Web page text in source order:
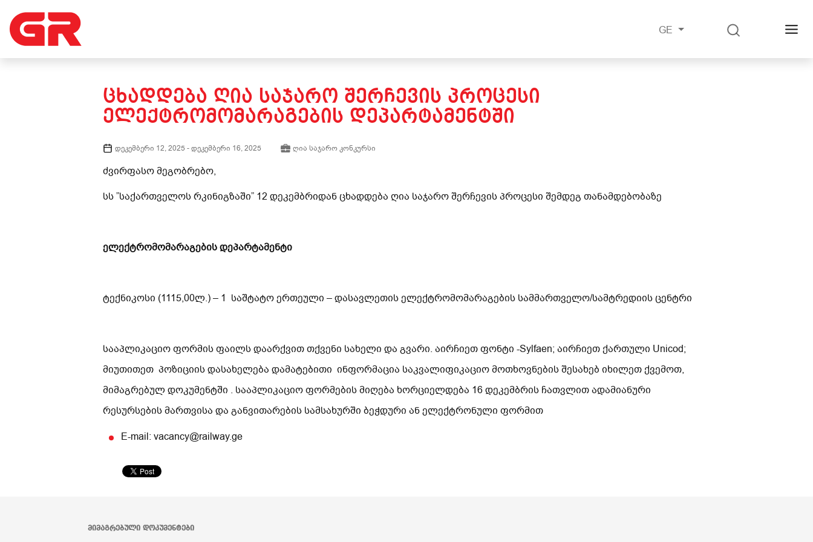
GE
ᲪᲮᲐᲓᲓᲔᲑᲐ ᲦᲘᲐ ᲡᲐᲯᲐᲠᲝ ᲨᲔᲠᲩᲔᲕᲘᲡ ᲞᲠᲝᲪᲔᲡᲘ
ᲔᲚᲔᲥᲢᲠᲝᲛᲝᲛᲐᲠᲐᲒᲔᲑᲘᲡ ᲓᲔᲞᲐᲠᲢᲐᲛᲔᲜᲢᲨᲘ
დეკემბერი 12, 2025 -დეკემბერი 16, 2025 ღია საჯარო კონკურსი
ძვირფასო მეგობრებო,
სს ”საქართველოს რკინიგზაში” 12 დეკემბრიდან ცხადდება ღია საჯარო შერჩევის პროცესი შემდეგ თანამდებობაზე
ელექტრომომარაგების დეპარტამენტი
ტექნიკოსი (1115,00ლ.) – 1 საშტატო ერთეული – დასავლეთის ელექტრომომარაგების სამმართველო/სამტრედიის ცენტრი
სააპლიკაციო ფორმის ფაილს დაარქვით თქვენი სახელი და გვარი. აირჩიეთ ფონტი -Sylfaen; აირჩიეთ ქართული Unicod;
მიუთითეთ პოზიციის დასახელება დამატებითი ინფორმაცია საკვალიფიკაციო მოთხოვნების შესახებ იხილეთ ქვემოთ,
მიმაგრებულ დოკუმენტში . სააპლიკაციო ფორმების მიღება ხორციელდება 16 დეკემბრის ჩათვლით ადამიანური
რესურსების მართვისა და განვითარების სამსახურში ბეჭდური ან ელექტრონული ფორმით
E-mail: vacancy@railway.ge
ᲛᲘᲛᲐᲒᲠᲔᲑᲣᲚᲘ ᲓᲝᲙᲣᲛᲔᲜᲢᲔᲑᲘ